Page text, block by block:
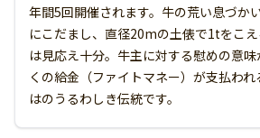
年間5回開催されます。牛の荒い息づか
にこだまし、直径20mの土俵で1tをこ
は見応え十分。牛主に対する慰めの意
くの給金（ファイトマネー）が支払わ
はのうるわしき伝統です。